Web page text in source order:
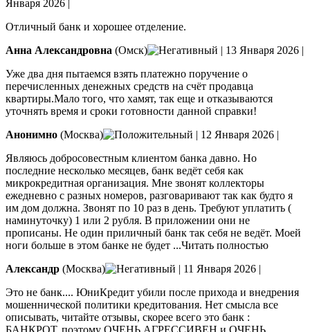
Января 2026 |
Отличный банк и хорошее отделение.
Анна Александровна (Омск) | 13 Января 2026 |
Уже два дня пытаемся взять платежно поручение о
перечисленных денежных средств на счёт продавца
квартиры.Мало того, что хамят, так еще и отказываются
уточнять время и сроки готовности данной справки!
Анонимно (Москва) | 12 Января 2026 |
Являюсь добросовестным клиентом банка давно. Но
последние несколько месяцев, банк ведёт себя как
микрокредитная организация. Мне звонят коллекторы
ежедневно с разных номеров, разговаривают так как будто я
им дом должна. Звонят по 10 раз в день. Требуют уплатить (
наминуточку) 1 или 2 рубля. В приложении они не
прописаны. Не один приличный банк так себя не ведёт. Моей
ноги больше в этом банке не будет ...Читать полностью
Александр (Москва) | 11 Января 2026 |
Это не банк.... ЮниКредит убили после прихода и внедрения
мошеннической политики кредитования. Нет смысла все
описывать, читайте отзывы, скорее всего это банк :
БАНКРОТ, поэтому ОЧЕНЬ АГРЕССИВЕН и ОЧЕНЬ